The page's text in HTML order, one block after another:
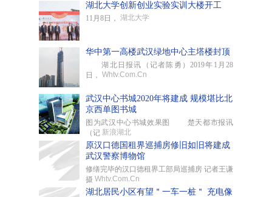
湖北大学创新创业实验实训大楼开工
11月8日， 湖北大学
华中第一高楼武汉绿地中心主塔楼封顶
湖北日报讯（记者陈勇）2019年1月28
日， Whtv.Com.Cn
武汉中心书城2020年将建成 规模堪比北
京西单图书城
图为武汉中心书城效果图 楚天都市报讯
（记 新浪湖北
原汉口德国租界巡捕房修旧如旧将建成
武汉警察博物馆
修缮完毕的汉口德租界工部局巡捕房 记者王谦
摄 Whtv.Com.Cn
湖北居民小区有望＂一车一桩＂ 充电像